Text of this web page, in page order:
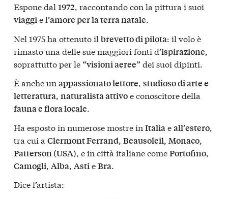
Espone dal 1972, raccontando con la pittura i suoi
viaggie l’amore per la terra natale.
Nel 1975 ha ottenuto il brevetto di pilota: il volo è
rimasto una delle sue maggiori fonti d’ispirazione,
soprattutto per le “visioni aeree” dei suoi dipinti.
È anche un appassionato lettore, studioso di arte e
letteratura, naturalista attivoe conoscitore della
fauna e flora locale.
Ha esposto in numerose mostre in Italiaeall’estero,
tra cui a Clermont Ferrand, Beausoleil, Monaco,
Patterson (USA), e in città italiane comePortofino,
Camogli, Alba, AstieBra.
Dice l’artista: